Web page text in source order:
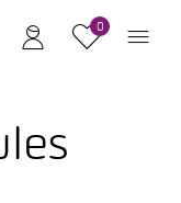
0